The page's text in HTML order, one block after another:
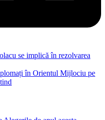
se implică în rezolvarea
în Orientul Mijlociu pe